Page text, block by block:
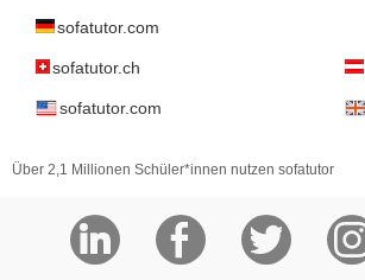
sofatutor.com
sofatutor.ch
sofatutor.com
Über 2,1 Millionen Schüler*innen nutzen sofatutor